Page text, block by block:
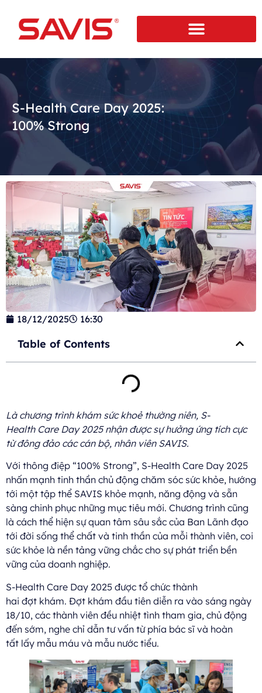
S-Health Care Day 2025:
100% Strong
18/12/2025 16:30
Table of Contents
Là chương trình khám sức khoẻ thường niên, S-
Health Care Day 2025 nhận được sự hưởng ứng tích cực
từ đông đảo các cán bộ, nhân viên SAVIS.
Với thông điệp “100% Strong”, S-Health Care Day 2025
nhấn mạnh tinh thần chủ động chăm sóc sức khỏe, hướng
tới một tập thể SAVIS khỏe mạnh, năng động và sẵn
sàng chinh phục những mục tiêu mới. Chương trình cũng
là cách thể hiện sự quan tâm sâu sắc của Ban Lãnh đạo
tới đời sống thể chất và tinh thần của mỗi thành viên, coi
sức khỏe là nền tảng vững chắc cho sự phát triển bền
vững của doanh nghiệp.
S-Health Care Day 2025 được tổ chức thành
hai đợt khám. Đợt khám đầu tiên diễn ra vào sáng ngày
18/10, các thành viên đều nhiệt tình tham gia, chủ động
đến sớm, nghe chỉ dẫn tư vấn từ phía bác sĩ và hoàn
tất lấy mẫu máu và mẫu nước tiểu.